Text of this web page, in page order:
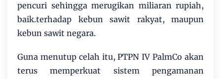
pencuri sehingga merugikan miliaran rupiah,
baik.terhadap kebun sawit rakyat, maupun
kebun sawit negara.
Guna menutup celah itu, PTPN IV PalmCo akan
terus memperkuat sistem pengamanan